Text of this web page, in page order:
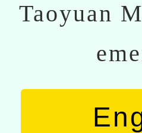
Taoyuan